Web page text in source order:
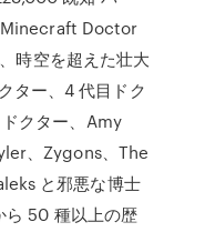
Minecraft Doctor
時空を超えた壮大
ター、4 代目ドク
ドクター、Amy
、Zygons、The
と邪悪な博士
ら 50 種以上の歴